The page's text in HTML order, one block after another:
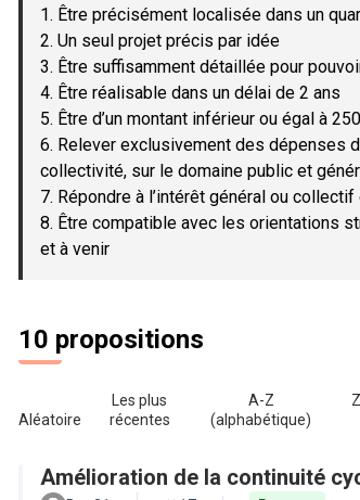
1. Être précisément localisée dans un
2. Un seul projet précis par idée
3. Être suffisamment détaillée pour
4. Être réalisable dans un délai de 2 ans
5. Être d’un montant inférieur ou égal à
6. Relever exclusivement des dépenses
collectivité, sur le domaine public et
7. Répondre à l’intérêt général ou
8. Être compatible avec les orientations
et à venir
10 propositions
Aléatoire
Les plus
récentes
A-Z
(alphabétique)
Amélioration de la continuité